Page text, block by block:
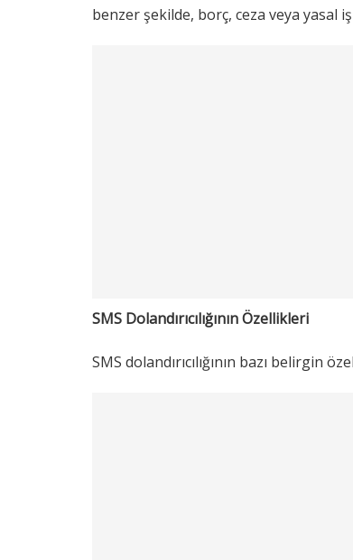
benzer şekilde, borç, ceza veya yasal
SMS Dolandırıcılığının Özellikleri
SMS dolandırıcılığının bazı belirgin